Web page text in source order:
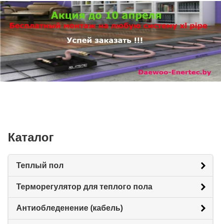
Каталог
Теплый пол
Терморегулятор для теплого пола
Антиобледенение (кабель)